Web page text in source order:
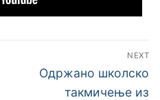
NEXT
Одржано школско
такмичење из